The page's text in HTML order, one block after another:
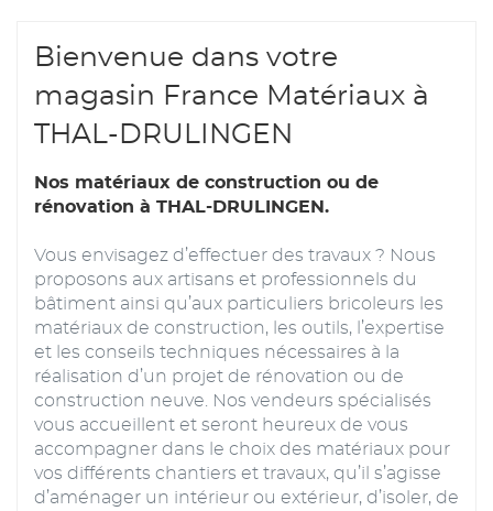
Bienvenue dans votre
magasin France Matériaux à
THAL-DRULINGEN
Nos matériaux de construction ou de
rénovation à THAL-DRULINGEN.
Vous envisagez d’effectuer des travaux ? Nous
proposons aux artisans et professionnels du
bâtiment ainsi qu’aux particuliers bricoleurs les
matériaux de construction, les outils, l’expertise
et les conseils techniques nécessaires à la
réalisation d’un projet de rénovation ou de
construction neuve. Nos vendeurs spécialisés
vous accueillent et seront heureux de vous
accompagner dans le choix des matériaux pour
vos différents chantiers et travaux, qu’il s’agisse
d’aménager un intérieur ou extérieur, d’isoler, de